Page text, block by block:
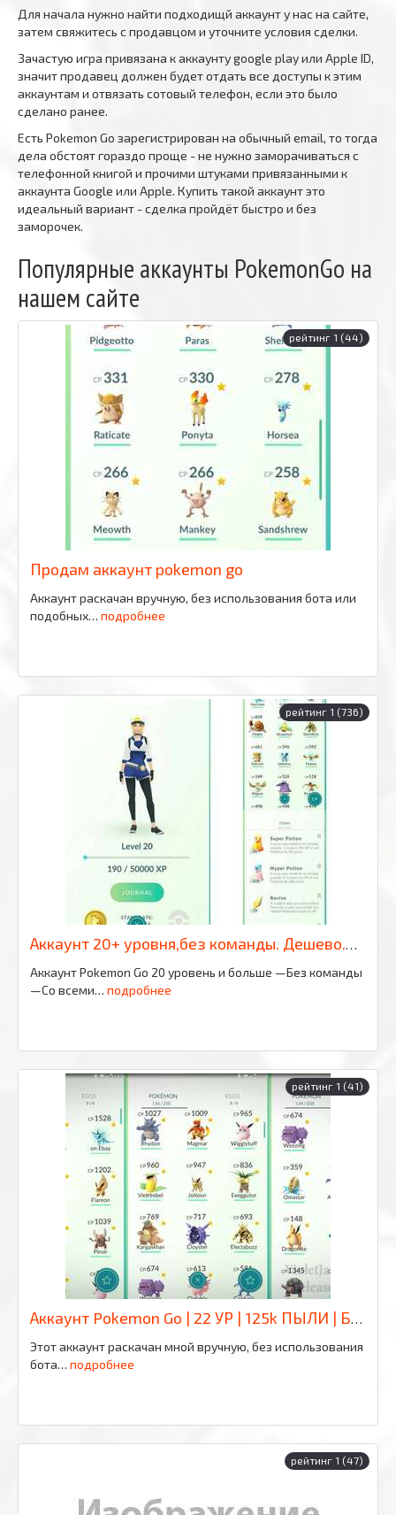
Для начала нужно найти подходищй аккаунт у нас на сайте,
затем свяжитесь с продавцом и уточните условия сделки.
Зачастую игра привязана к аккаунту google play или Apple ID,
значит продавец должен будет отдать все доступы к этим
аккаунтам и отвязать сотовый телефон, если это было
сделано ранее.
Есть Pokemon Go зарегистрирован на обычный email, то тогда
дела обстоят гораздо проще - не нужно заморачиваться с
телефонной книгой и прочими штуками привязанными к
аккаунта Google или Apple. Купить такой аккаунт это
идеальный вариант - сделка пройдёт быстро и без
заморочек.
Популярные аккаунты PokemonGo на
нашем сайте
рейтинг 1 (44)
Продам аккаунт pokemon go
Аккаунт раскачан вручную, без использования бота или
подобных… подробнее
рейтинг 1 (736)
Аккаунт 20+ уровня,без команды. Дешево.Быстро.Качественно.
Аккаунт Pokemon Go 20 уровень и больше —Без команды
—Со всеми… подробнее
рейтинг 1 (41)
Аккаунт Pokemon Go | 22 УР | 125k ПЫЛИ | БЕЗ КОМАНДЫ | ТОЛЬКО ЛУЧШИЕ
Этот аккаунт раскачан мной вручную, без использования
бота… подробнее
рейтинг 1 (47)